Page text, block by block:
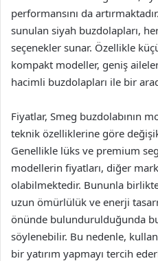
performansını da
sunulan siyah buzdolapları,
seçenekler sunar. Özellikle
kompakt modeller, geniş
hacimli buzdolapları ile bir
Fiyatlar, Smeg buzdolabının
teknik özelliklerine göre
Genellikle lüks ve premium
modellerin fiyatları, diğer
olabilmektedir. Bununla
uzun ömürlülük ve enerji
önünde bulundurulduğunda
söylenebilir. Bu nedenle,
bir yatırım yapmayı tercih